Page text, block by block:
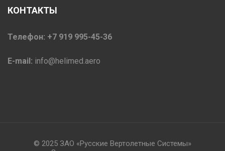
КОНТАКТЫ
Телефон: +7 919 995-45-36
E-mail: info@helimed.aero
© 2025 ЗАО «Русские Вертолетные Системы»